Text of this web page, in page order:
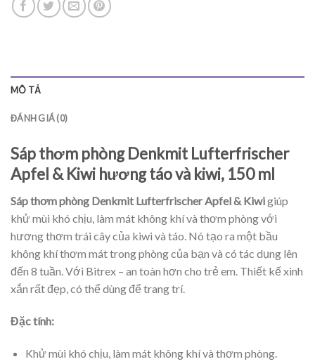
MÔ TẢ
ĐÁNH GIÁ (0)
Sáp thơm phòng Denkmit Lufterfrischer
Apfel & Kiwi hương táo và kiwi, 150 ml
Sáp thơm phòng Denkmit Lufterfrischer Apfel & Kiwigiúp
khử mùi khó chịu, làm mát không khí và thơm phòng với
hương thơm trái cây của kiwi và táo. Nó tạo ra một bầu
không khí thơm mát trong phòng của bạn và có tác dụng lên
đến 8 tuần. Với Bitrex – an toàn hơn cho trẻ em. Thiết kế xinh
xắn rất đẹp, có thể dùng để trang trí.
Đặc tính:
Khử mùi khó chịu, làm mát không khí và thơm phòng.